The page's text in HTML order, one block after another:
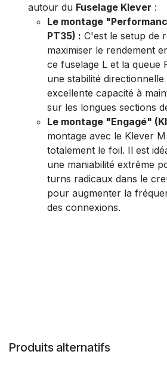
autour du Fuselage Klever :
Le montage
PT35) : C'est le setup de
maximiser le rendement
ce fuselage L et la queue
une stabilité
excellente capacité à
sur les longues sections
Le montage "Engagé"
montage avec le Klever
totalement le foil. Il est
une maniabilité extrême
turns radicaux dans le
pour augmenter la
des connexions.
Produits alternatifs